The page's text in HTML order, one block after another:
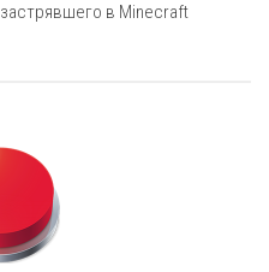
застрявшего в Minecraft